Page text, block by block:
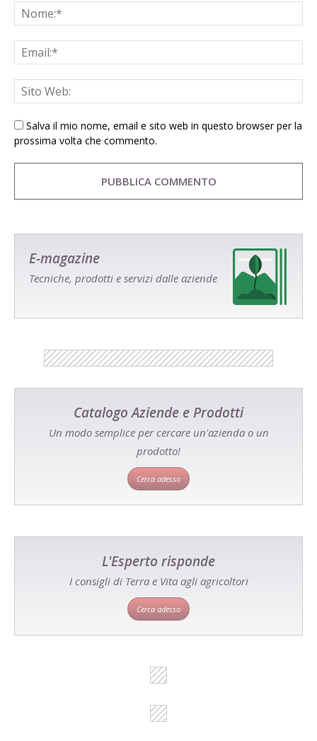
Salva il mio nome, email e sito web in questo browser per la
prossima volta che commento.
E-magazine
Tecniche, prodotti e servizi dalle aziende
Catalogo Aziende e Prodotti
Un modo semplice per cercare un'azienda o un
prodotto!
Cerca adesso
L'Esperto risponde
I consigli di Terra e Vita agli agricoltori
Cerca adesso